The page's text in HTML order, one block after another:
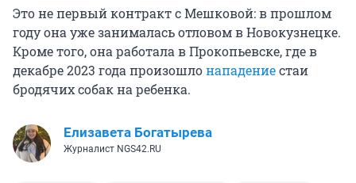
Это не первый контракт с Мешковой: в прошлом
году она уже занималась отловом в Новокузнецке.
Кроме того, она работала в Прокопьевске, где в
декабре 2023 года произошлонападениестаи
бродячих собак на ребенка.
Елизавета Богатырева
Журналист NGS42.RU